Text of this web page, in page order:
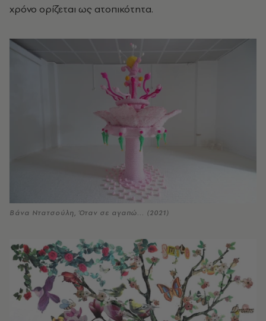
χρόνο ορίζεται ως ατοπικότητα.
Βάνα Ντατσούλη, Όταν σε αγαπώ... (2021)